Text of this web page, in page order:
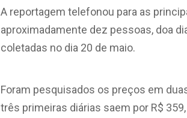
A reportagem telefonou para as
aproximadamente dez pessoas, doa
coletadas no dia 20 de maio.
Foram pesquisados os preços em
três primeiras diárias saem por R$